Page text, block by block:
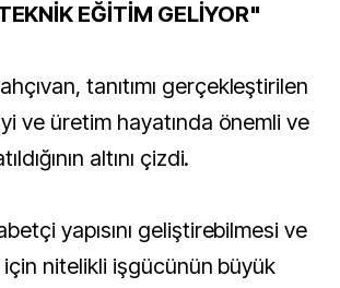
EĞİTİM GELİYOR"
tanıtımı gerçekleştirilen
ve üretim hayatında önemli ve
altını çizdi.
yapısını geliştirebilmesi ve
nitelikli işgücünün büyük